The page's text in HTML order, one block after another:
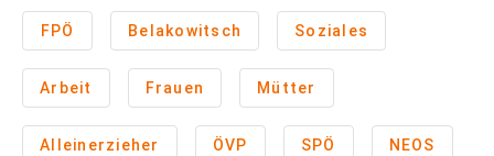
FPÖ Belakowitsch Soziales
Arbeit Frauen Mütter
Alleinerzieher ÖVP SPÖ NEOS